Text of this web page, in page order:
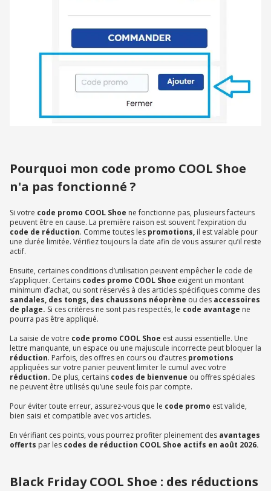
Pourquoi mon code promo COOL Shoe
n'a pas fonctionné ?
Si votre code promo COOL Shoe ne fonctionne pas, plusieurs facteurs
peuvent être en cause. La première raison est souvent l’expiration du
code de réduction. Comme toutes les promotions, il est valable pour
une durée limitée. Vérifiez toujours la date afin de vous assurer qu’il reste
actif.
Ensuite, certaines conditions d’utilisation peuvent empêcher le code de
s’appliquer. Certains codes promo COOL Shoe exigent un montant
minimum d’achat, ou sont réservés à des articles spécifiques comme des
sandales, des tongs, des chaussons néoprène ou des accessoires
de plage. Si ces critères ne sont pas respectés, le code avantage ne
pourra pas être appliqué.
La saisie de votre code promo COOL Shoe est aussi essentielle. Une
lettre manquante, un espace ou une majuscule incorrecte peut bloquer la
réduction. Parfois, des offres en cours ou d’autres promotions
appliquées sur votre panier peuvent limiter le cumul avec votre
réduction. De plus, certains codes de bienvenue ou offres spéciales
ne peuvent être utilisés qu’une seule fois par compte.
Pour éviter toute erreur, assurez-vous que le code promo est valide,
bien saisi et compatible avec vos articles.
En vérifiant ces points, vous pourrez profiter pleinement des avantages
offerts par les codes de réduction COOL Shoe actifs en août 2026.
Black Friday COOL Shoe : des réductions